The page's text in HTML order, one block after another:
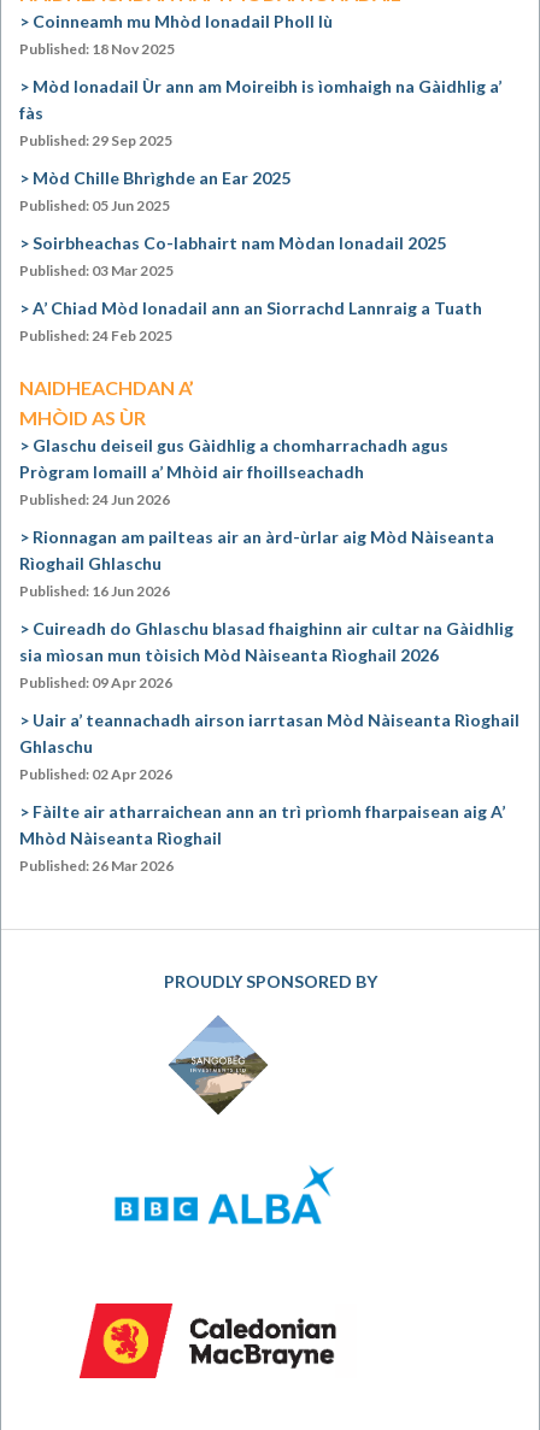
Coinneamh mu Mhòd Ionadail Pholl Iù
Published: 18 Nov 2025
Mòd Ionadail Ùr ann am Moireibh is ìomhaigh na Gàidhlig a’
fàs
Published: 29 Sep 2025
Mòd Chille Bhrìghde an Ear 2025
Published: 05 Jun 2025
Soirbheachas Co-labhairt nam Mòdan Ionadail 2025
Published: 03 Mar 2025
A’ Chiad Mòd Ionadail ann an Siorrachd Lannraig a Tuath
Published: 24 Feb 2025
NAIDHEACHDAN A’
MHÒID AS ÙR
Glaschu deiseil gus Gàidhlig a chomharrachadh agus
Prògram Iomaill a’ Mhòid air fhoillseachadh
Published: 24 Jun 2026
Rionnagan am pailteas air an àrd-ùrlar aig Mòd Nàiseanta
Rìoghail Ghlaschu
Published: 16 Jun 2026
Cuireadh do Ghlaschu blasad fhaighinn air cultar na Gàidhlig
sia mìosan mun tòisich Mòd Nàiseanta Rìoghail 2026
Published: 09 Apr 2026
Uair a’ teannachadh airson iarrtasan Mòd Nàiseanta Rìoghail
Ghlaschu
Published: 02 Apr 2026
Fàilte air atharraichean ann an trì prìomh fharpaisean aig A’
Mhòd Nàiseanta Rìoghail
Published: 26 Mar 2026
PROUDLY SPONSORED BY